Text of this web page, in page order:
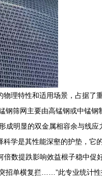
理特性和适用场景，占据了
钢筛网主要由高锰钢或中锰
成明显的双金属相容余与线应
学是其性能深壑的护垫，它
数提跌影响效益根子稳中促
招单横复拦……”此专业统计